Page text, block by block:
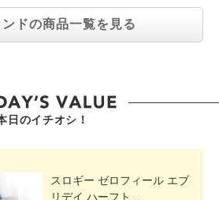
ドの商品一覧を見る
日のイチオシ！
スロギー ゼロフィール エブ
リデイ ハーフト...